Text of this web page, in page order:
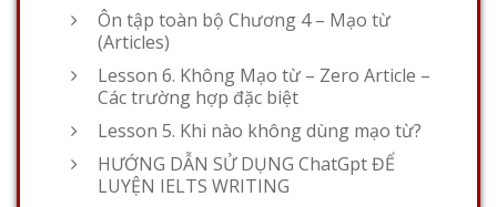
Ôn tập toàn bộ Chương 4 – Mạo từ
(Articles)
Lesson 6. Không Mạo từ – Zero Article –
Các trường hợp đặc biệt
Lesson 5. Khi nào không dùng mạo từ?
HƯỚNG DẪN SỬ DỤNG ChatGpt ĐỂ
LUYỆN IELTS WRITING